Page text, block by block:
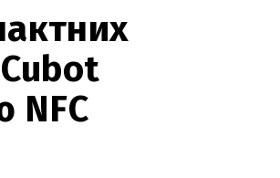
NFC